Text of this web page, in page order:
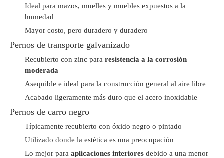
Ideal para mazos, muelles y muebles expuestos a la
humedad
Mayor costo, pero duradero y duradero
Pernos de transporte galvanizado
Recubierto con zinc para resistencia a la corrosión
moderada
Asequible e ideal para la construcción general al aire libre
Acabado ligeramente más duro que el acero inoxidable
Pernos de carro negro
Típicamente recubierto con óxido negro o pintado
Utilizado donde la estética es una preocupación
Lo mejor para aplicaciones interiores debido a una menor